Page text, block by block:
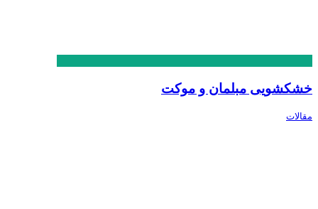
خشکشویی مبلمان و موکت
مقالات